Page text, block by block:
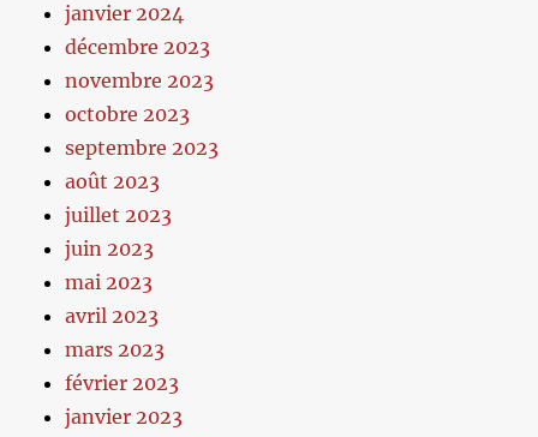
janvier 2024
décembre 2023
novembre 2023
octobre 2023
septembre 2023
août 2023
juillet 2023
juin 2023
mai 2023
avril 2023
mars 2023
février 2023
janvier 2023